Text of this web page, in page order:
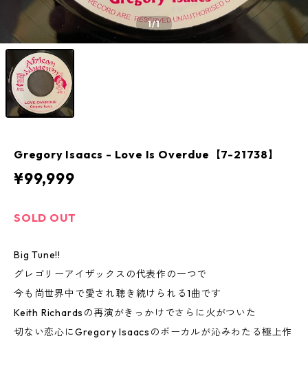
1/1
Gregory Isaacs - Love Is Overdue【7-21738】
¥99,999
SOLD OUT
Big Tune!!
グレゴリーアイザックスの代表作の一つで
今も尚世界中で愛され聴き続けられる1曲です
Keith Richardsの再演がきっかけでさらに火がついた
切ない恋心にGregory Isaacsのボーカルが沁みわたる極上作